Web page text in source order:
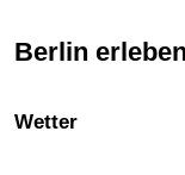
Berlin erleben
Wetter